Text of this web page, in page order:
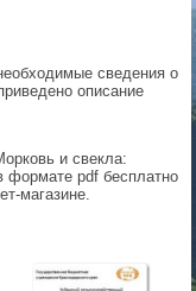
сведения о
описание
и свекла:
формате pdf бесплатно
магазине.